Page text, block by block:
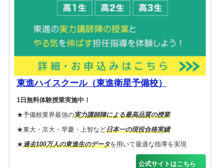
東進ハイスクール（東進衛星予備校）
1日無料体験授業実施中！
★予備校業界最強の実力講師陣による最高品質の授業
★東大・京大・早慶・上智など日本一の現役合格実績
★過去100万人の東進生のデータを用いて最適な指導を実現
公式サイトはこちら